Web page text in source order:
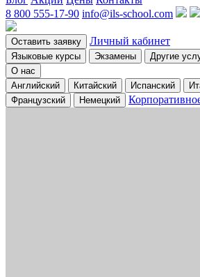
8 800 555-17-90 info@ils-school.com
Оставить заявку Личный кабинет
Языковые курсы Экзамены Другие
О нас
Английский
Китайский Испанский
Французский
Немецкий